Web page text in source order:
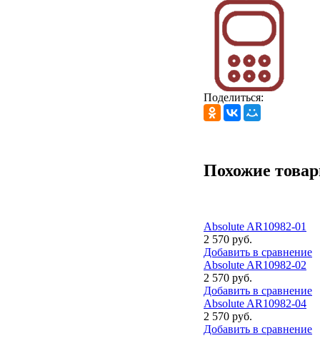
Поделиться:
Похожие
Absolute AR10982-01
2 570 руб.
Добавить в сравнение
Absolute AR10982-02
2 570 руб.
Добавить в сравнение
Absolute AR10982-04
2 570 руб.
Добавить в сравнение